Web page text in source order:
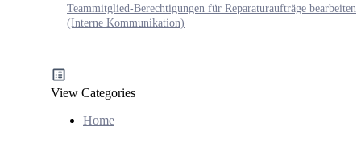
Teammitglied-Berechtigungen für Reparaturaufträge bearbeiten
(Interne Kommunikation)
View Categories
Home